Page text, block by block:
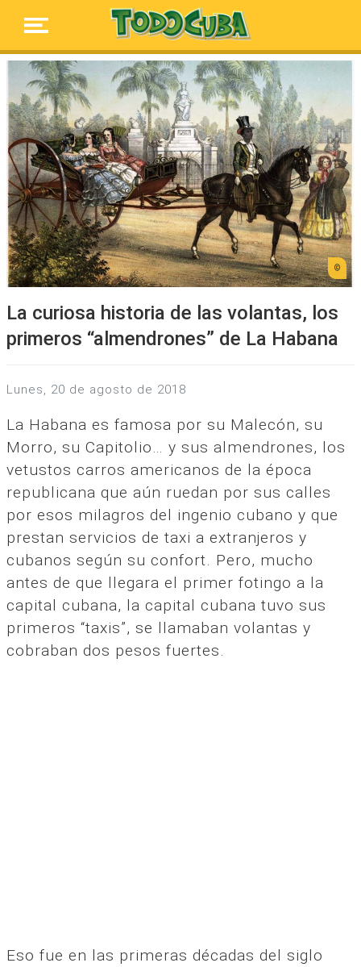
La curiosa historia de las volantas, los
primeros “almendrones” de La Habana
lunes, 20 de agosto de 2018
La Habana es famosa por su Malecón, su
Morro, su Capitolio… y sus almendrones, los
vetustos carros americanos de la época
republicana que aún ruedan por sus calles
por esos milagros del ingenio cubano y que
prestan servicios de taxi a extranjeros y
cubanos según su confort. Pero, mucho
antes de que llegara el primer fotingo a la
capital cubana, la capital cubana tuvo sus
primeros “taxis”, se llamaban volantas y
cobraban dos pesos fuertes.
Eso fue en las primeras décadas del siglo